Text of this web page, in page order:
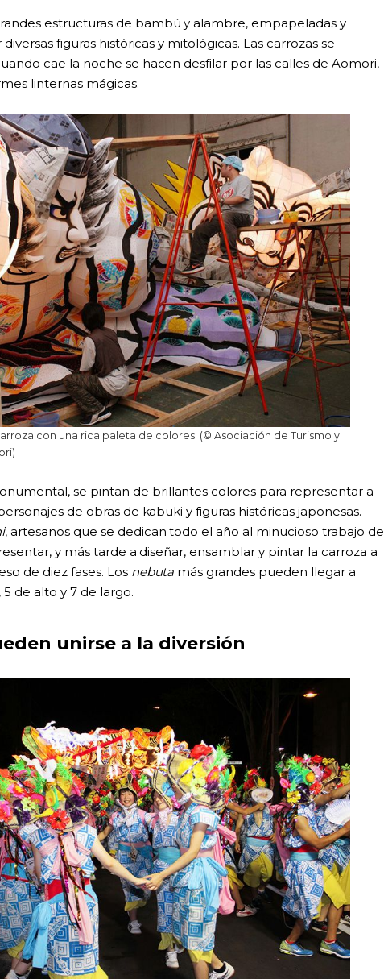
estructuras de bambú y alambre, empapeladas y
figuras históricas y mitológicas. Las carrozas se
cae la noche se hacen desfilar por las calles de Aomori,
linternas mágicas.
con una rica paleta de colores. (© Asociación de Turismo y
se pintan de brillantes colores para representar a
de obras de kabuki y figuras históricas japonesas.
, artesanos que se dedican todo el año al minucioso trabajo de
y más tarde a diseñar, ensamblar y pintar la carroza a
de diez fases. Los nebuta más grandes pueden llegar a
de alto y 7 de largo.
unirse a la diversión